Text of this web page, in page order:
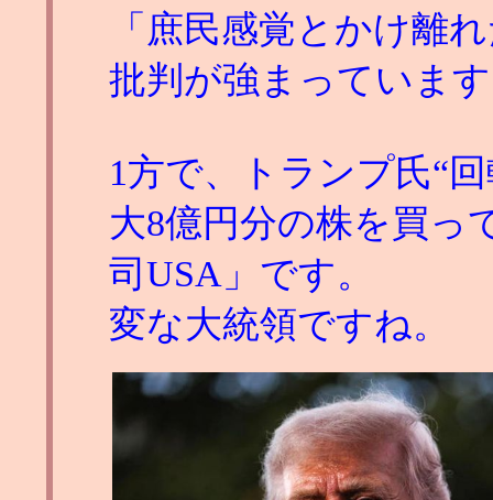
「庶民感覚とかけ離
批判が強まっていま
1方で、トランプ氏“
大8億円分の株を買っ
司USA」です。
変な大統領ですね。